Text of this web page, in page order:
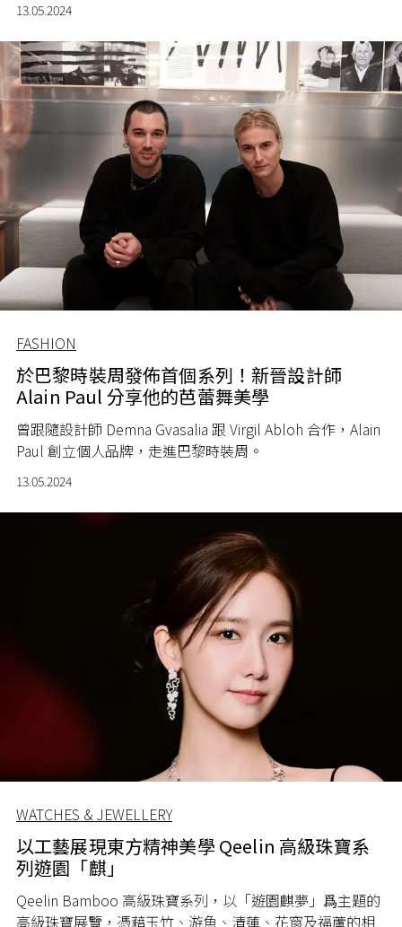
生共鳴，觸動了我們之間的感情。」
13.05.2024
FASHION
於巴黎時裝周發佈首個系列！新晉設計師
Alain Paul 分享他的芭蕾舞美學
曾跟隨設計師 Demna Gvasalia 跟 Virgil Abloh 合作， Alain
Paul 創立個人品牌，走進巴黎時裝周。
13.05.2024
WATCHES & JEWELLERY
以工藝展現東方精神美學 Qeelin 高級珠寶系
列遊園「麒」
Qeelin Bamboo 高級珠寶系列， 以「遊園麒夢」爲主題的
高級珠寶展覽，憑藉玉竹、游魚、清蓮、花窗及福蘆的相